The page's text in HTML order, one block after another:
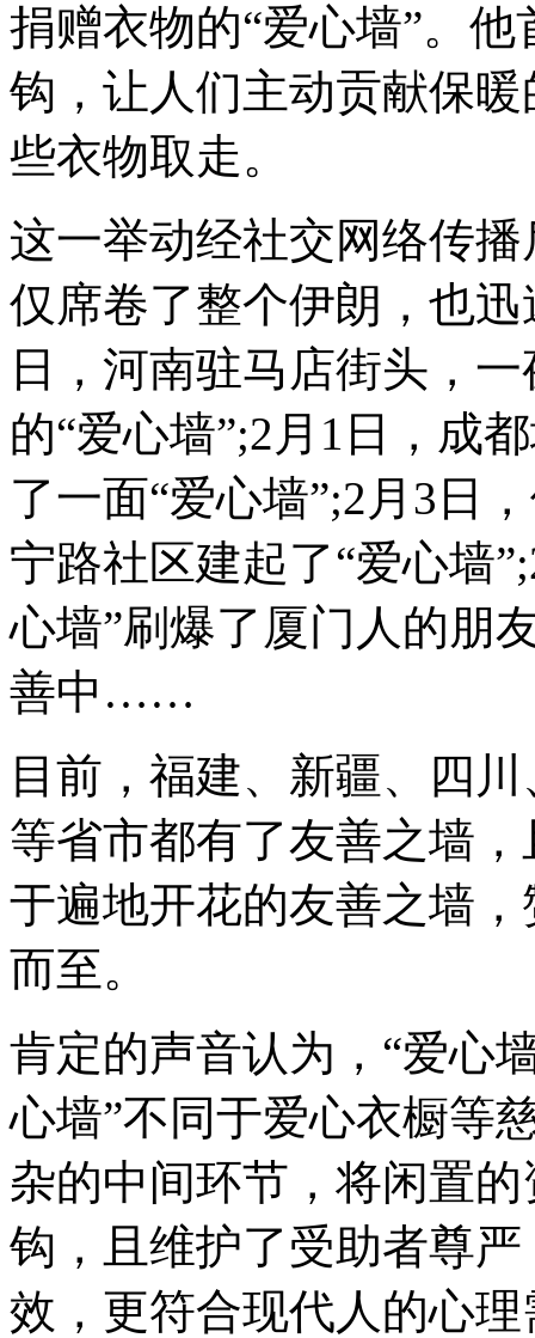
捐赠衣物的“爱心墙”。
钩，让人们主动贡献保
些衣物取走。
这一举动经社交网络传
仅席卷了整个伊朗，也
日，河南驻马店街头，
的“爱心墙”;2月1日，成
了一面“爱心墙”;2月3日
宁路社区建起了“爱心墙
心墙”刷爆了厦门人的朋
善中……
目前，福建、新疆、四
等省市都有了友善之墙
于遍地开花的友善之墙
而至。
肯定的声音认为，“爱心
心墙”不同于爱心衣橱等
杂的中间环节，将闲置
钩，且维护了受助者尊
效，更符合现代人的心理